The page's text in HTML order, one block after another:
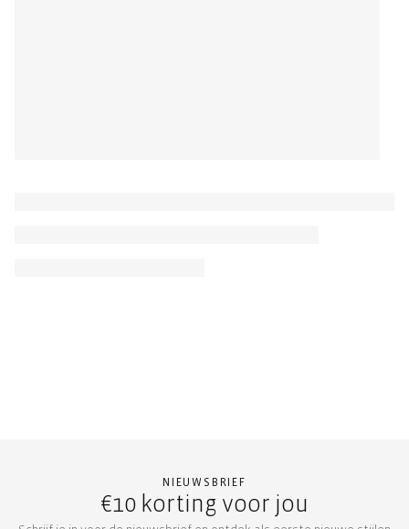
NIEUWSBRIEF
€10 korting voor jou